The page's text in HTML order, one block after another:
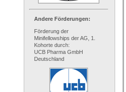
Andere Förderungen:
Förderung der
Minifellowships der AG, 1.
Kohorte durch:
UCB Pharma GmbH
Deutschland